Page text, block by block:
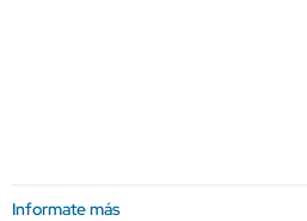
Informate más